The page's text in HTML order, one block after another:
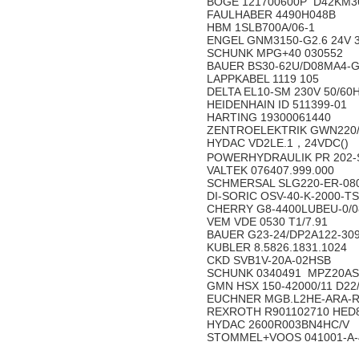
FAULHABER 4490H048B
HBM 1SLB700A/06-1
ENGEL GNM3150-G2.6 24V
SCHUNK MPG+40 030552
BAUER BS30-62U/D08MA4-
LAPPKABEL 1119 105
DELTA EL10-SM 230V 50/
HEIDENHAIN ID 511399-01
HARTING 19300061440
ZENTROELEKTRIK
HYDAC VD2LE.1，24VDC()
POWERHYDRAULIK PR
VALTEK 076407.999.000
SCHMERSAL SLG220-ER-
DI-SORIC OSV-40-K-2000-
CHERRY G8-4400LUBEU-0/
VEM VDE 0530 T1/7.91
BAUER G23-24/DP2A122-
KUBLER 8.5826.1831.1024
CKD SVB1V-20A-02HSB
SCHUNK 0340491
GMN HSX 150-42000/11
EUCHNER MGB.L2HE-ARA-
REXROTH R901102710
HYDAC 2600R003BN4HC/V
STOMMEL+VOOS 041001-